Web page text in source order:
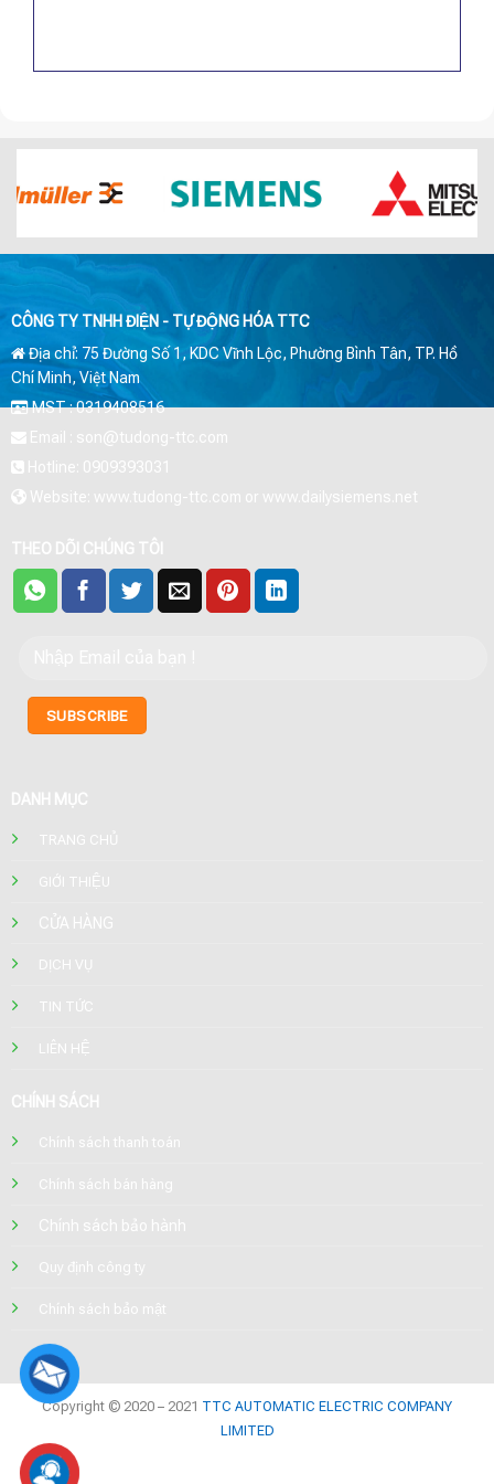
CÔNG TY TNHH ĐIỆN - TỰ ĐỘNG HÓA TTC
Địa chỉ: 75 Đường Số 1, KDC Vĩnh Lộc, Phường Bình Tân, TP. Hồ
Chí Minh, Việt Nam
MST : 0319408516
Email : son@tudong-ttc.com
Hotline: 0909393031
Website: www.tudong-ttc.com or www.dailysiemens.net
THEO DÕI CHÚNG TÔI
DANH MỤC
TRANG CHỦ
GIỚI THIỆU
CỬA HÀNG
DỊCH VỤ
TIN TỨC
LIÊN HỆ
CHÍNH SÁCH
Chính sách thanh toán
Chính sách bán hàng
Chính sách bảo hành
Quy định công ty
Chính sách bảo mật
Copyright © 2020 – 2021 TTC AUTOMATIC ELECTRIC COMPANY
LIMITED